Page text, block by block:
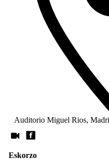
Auditorio Miguel Rios,
Eskorzo